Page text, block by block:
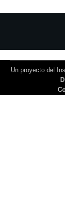
Un proyecto del